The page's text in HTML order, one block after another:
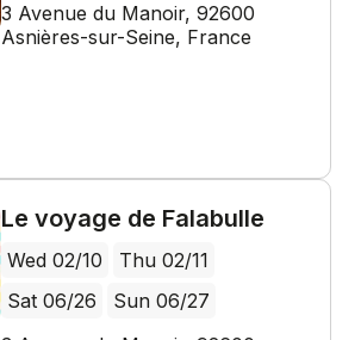
3 Avenue du Manoir, 92600
Asnières-sur-Seine, France
Le voyage de Falabulle
Wed 02/10
Thu 02/11
Sat 06/26
Sun 06/27